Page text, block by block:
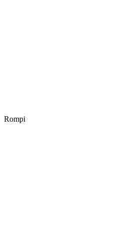
Rompi